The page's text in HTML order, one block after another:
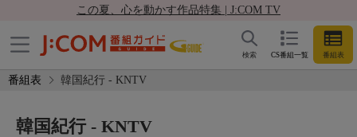
この夏、心を動かす作品特集 | J:COM TV
CS番組一覧 番組表
検索
番組表 韓国紀行 - KNTV
韓国紀行 - KNTV